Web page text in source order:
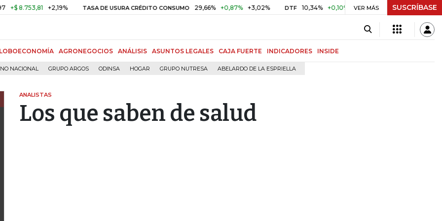
+2,19% TASA DE USURA CRÉDITO CONSUMO 29,66% +0,87% +3,02% DTF 10,34% +0,10% +0,98% UVR $ 416,96 +$ 0,05
VER MÁS SUSCRÍBASE
AGRONEGOCIOS ANÁLISIS ASUNTOS LEGALES CAJA FUERTE INDICADORES INSIDE
NACIONAL GRUPO ARGOS ODINSA HOGAR GRUPO NUTRESA ABELARDO DE LA ESPRIELLA
ANALISTAS
Los que saben de salud